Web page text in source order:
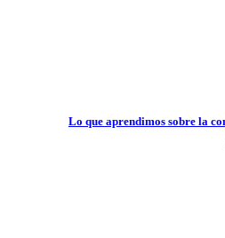
Lo que aprendimos sobre la